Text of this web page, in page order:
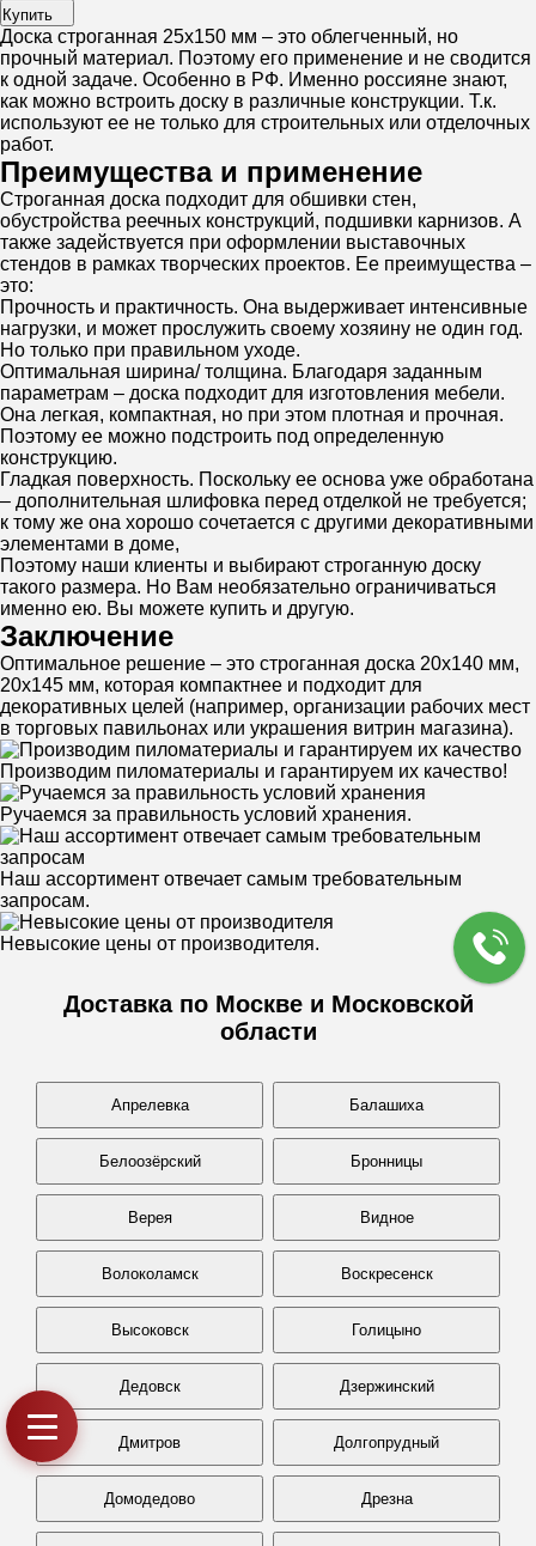
Купить
Доска строганная 25х150 мм – это облегченный, но
прочный материал. Поэтому его применение и не сводится
к одной задаче. Особенно в РФ. Именно россияне знают,
как можно встроить доску в различные конструкции. Т.к.
используют ее не только для строительных или отделочных
работ.
Преимущества и применение
Строганная доска подходит для обшивки стен,
обустройства реечных конструкций, подшивки карнизов. А
также задействуется при оформлении выставочных
стендов в рамках творческих проектов. Ее преимущества –
это:
Прочность и практичность. Она выдерживает интенсивные
нагрузки, и может прослужить своему хозяину не один год.
Но только при правильном уходе.
Оптимальная ширина/ толщина. Благодаря заданным
параметрам – доска подходит для изготовления мебели.
Она легкая, компактная, но при этом плотная и прочная.
Поэтому ее можно подстроить под определенную
конструкцию.
Гладкая поверхность. Поскольку ее основа уже обработана
– дополнительная шлифовка перед отделкой не требуется;
к тому же она хорошо сочетается с другими декоративными
элементами в доме,
Поэтому наши клиенты и выбирают строганную доску
такого размера. Но Вам необязательно ограничиваться
именно ею. Вы можете купить и другую.
Заключение
Оптимальное решение – это строганная доска 20х140 мм,
20х145 мм, которая компактнее и подходит для
декоративных целей (например, организации рабочих мест
в торговых павильонах или украшения витрин магазина).
Производим пиломатериалы и гарантируем их качество!
Ручаемся за правильность условий хранения.
Наш ассортимент отвечает самым требовательным
запросам.
Невысокие цены от производителя.
Доставка по Москве и Московской
области
Апрелевка Балашиха
Белоозёрский Бронницы
Верея Видное
Волоколамск Воскресенск
Высоковск Голицыно
Дедовск Дзержинский
Дмитров Долгопрудный
Домодедово Дрезна